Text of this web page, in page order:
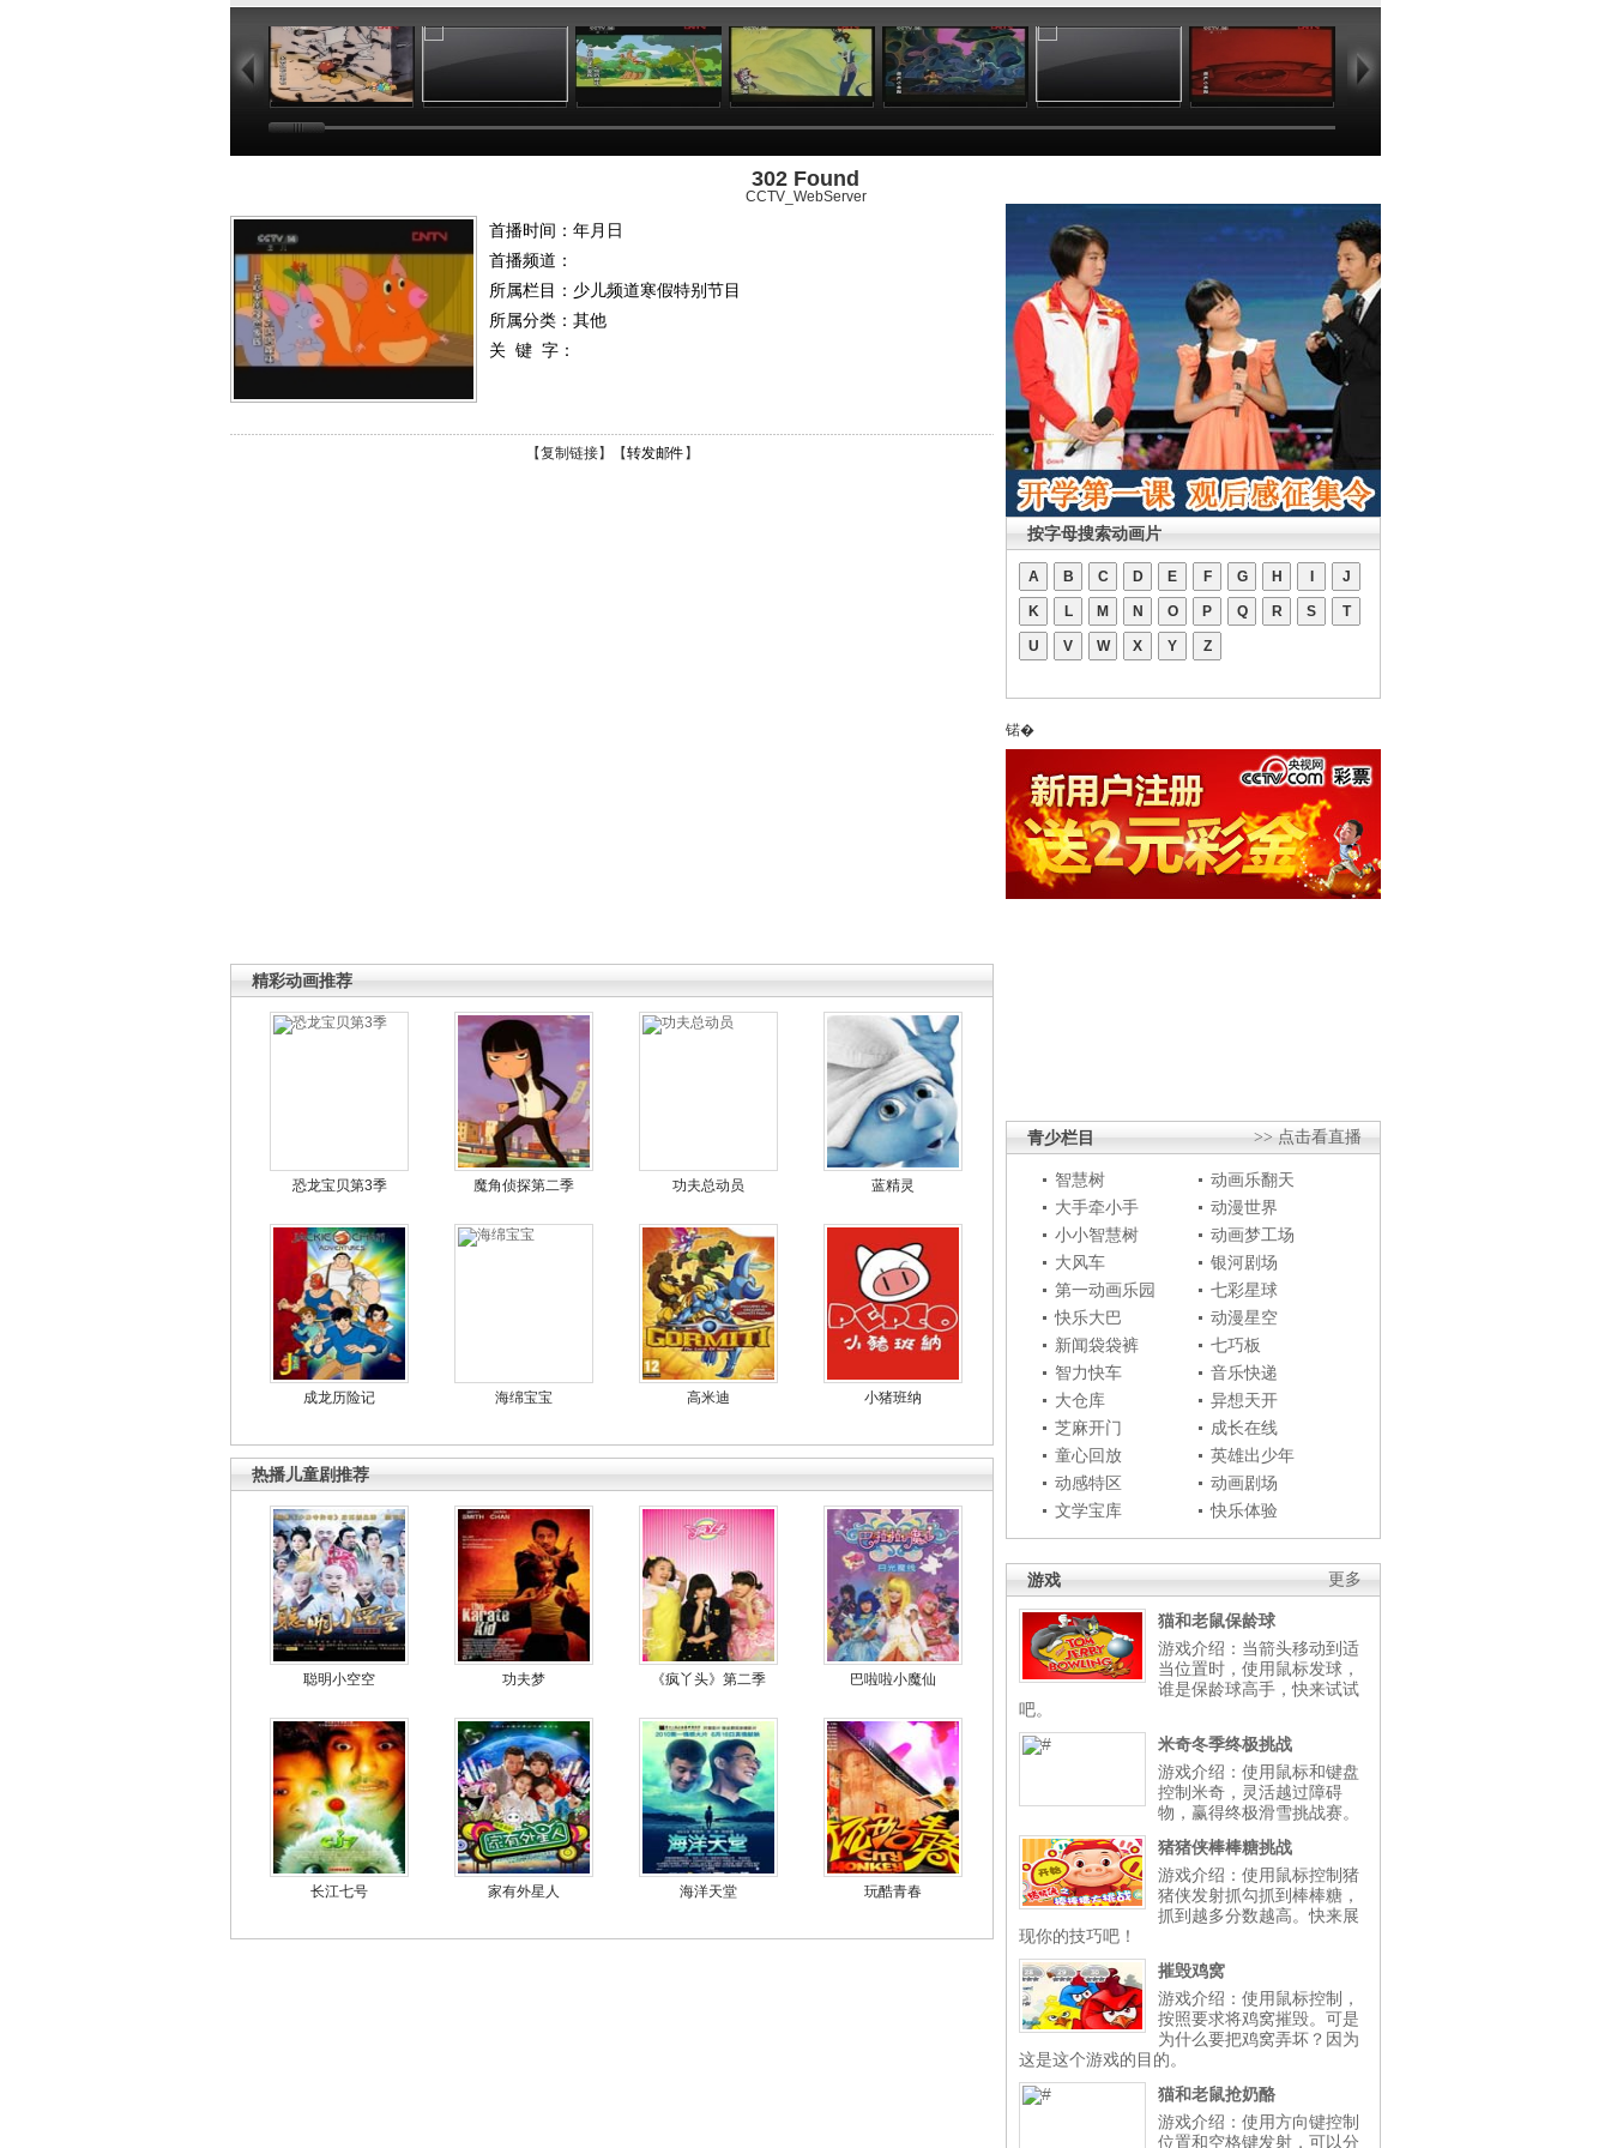
06:52 10:43 09:37 17:35 20:18 13:54 17:12
302 Found
CCTV_WebServer
首播时间：年月日
首播频道：
所属栏目： 少儿频道寒假特别节目
所属分类：其他
关 键 字：
【复制链接】【转发邮件 】
精彩动画推荐
恐龙宝贝第3季 魔角侦探第二季 功夫总动员 蓝精灵
成龙历险记 海绵宝宝 高米迪 小猪班纳
热播儿童剧推荐
聪明小空空 功夫梦 《疯丫头》第二季 巴啦啦小魔仙
长江七号 家有外星人 海洋天堂 玩酷青春
按字母搜索动画片
A B C D E F G H J
K L M N O P Q R S T
U V W X Y Z
锘�
>> 点击看直播
青少栏目
智慧树
动画乐翻天
大手牵小手
动漫世界
小小智慧树
动画梦工场
大风车
银河剧场
第一动画乐园
七彩星球
快乐大巴
动漫星空
新闻袋袋裤
七巧板
智力快车
音乐快递
大仓库
异想天开
芝麻开门
成长在线
童心回放
英雄出少年
动感特区
动画剧场
文学宝库
快乐体验
更多
游戏
猫和老鼠保龄球
游戏介绍：当箭头移动到适
当位置时，使用鼠标发球，
谁是保龄球高手，快来试试
吧。
米奇冬季终极挑战
游戏介绍：使用鼠标和键盘
控制米奇，灵活越过障碍
物，赢得终极滑雪挑战赛。
猪猪侠棒棒糖挑战
游戏介绍：使用鼠标控制猪
猪侠发射抓勾抓到棒棒糖，
抓到越多分数越高。快来展
现你的技巧吧！
摧毁鸡窝
游戏介绍：使用鼠标控制，
按照要求将鸡窝摧毁。可是
为什么要把鸡窝弄坏？因为
这是这个游戏的目的。
猫和老鼠抢奶酪
游戏介绍：使用方向键控制
位置和空格键发射，可以分